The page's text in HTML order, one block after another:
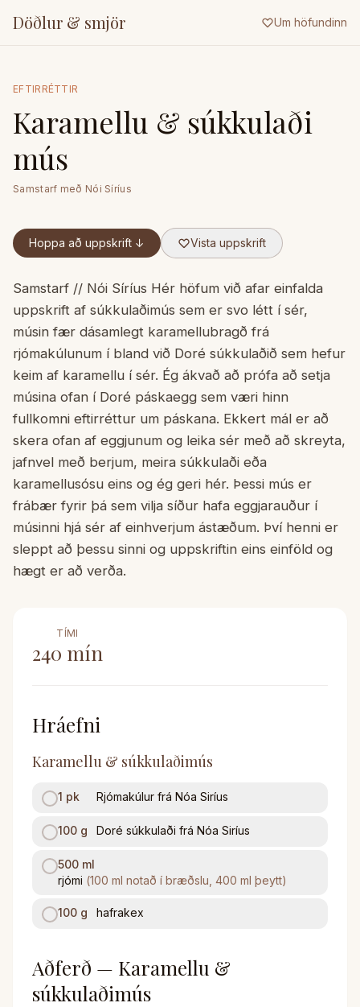
Döðlur & smjör Um höfundinn
EFTIRRÉTTIR
Karamellu & súkkulaði
mús
Samstarf með Nói Síríus
Hoppa að uppskrift ↓ Vista uppskrift
Samstarf // Nói Síríus Hér höfum við afar einfalda
uppskrift af súkkulaðimús sem er svo létt í sér,
músin fær dásamlegt karamellubragð frá
rjómakúlunum í bland við Doré súkkulaðið sem hefur
keim af karamellu í sér. Ég ákvað að prófa að setja
músina ofan í Doré páskaegg sem væri hinn
fullkomni eftirréttur um páskana. Ekkert mál er að
skera ofan af eggjunum og leika sér með að skreyta,
jafnvel með berjum, meira súkkulaði eða
karamellusósu eins og ég geri hér. Þessi mús er
frábær fyrir þá sem vilja síður hafa eggjarauður í
músinni hjá sér af einhverjum ástæðum. Því henni er
sleppt að þessu sinni og uppskriftin eins einföld og
hægt er að verða.
TÍMI
240 mín
Hráefni
Karamellu & súkkulaðimús
1 pk Rjómakúlur frá Nóa Siríus
100 g Doré súkkulaði frá Nóa Siríus
500 ml
rjómi (100 ml notað í bræðslu, 400 ml þeytt)
100 g hafrakex
Aðferð — Karamellu &
súkkulaðimús